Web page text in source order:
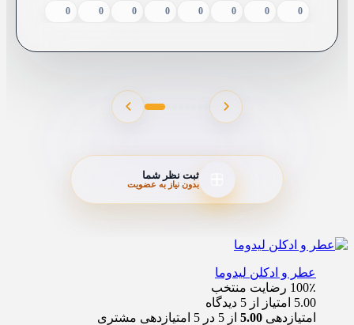
0 0 0 0 0 0 0 0
0 0 0 0 1 1
0 0 0 0 0 0 0 0
0 0 0 0 0 0 0 0
0 0 0 0 0 0 0 1
0 0 0 0 0 2 0 0
ثبت نظر شما
بدون نیاز به عضویت
عطر و ادکلن لیدوما
100٪ رضایت
منتخب
5.00 امتیاز از 5 دیدگاه
امتیازدهی 5.00 از 5 در 5 امتیازدهی مشتری